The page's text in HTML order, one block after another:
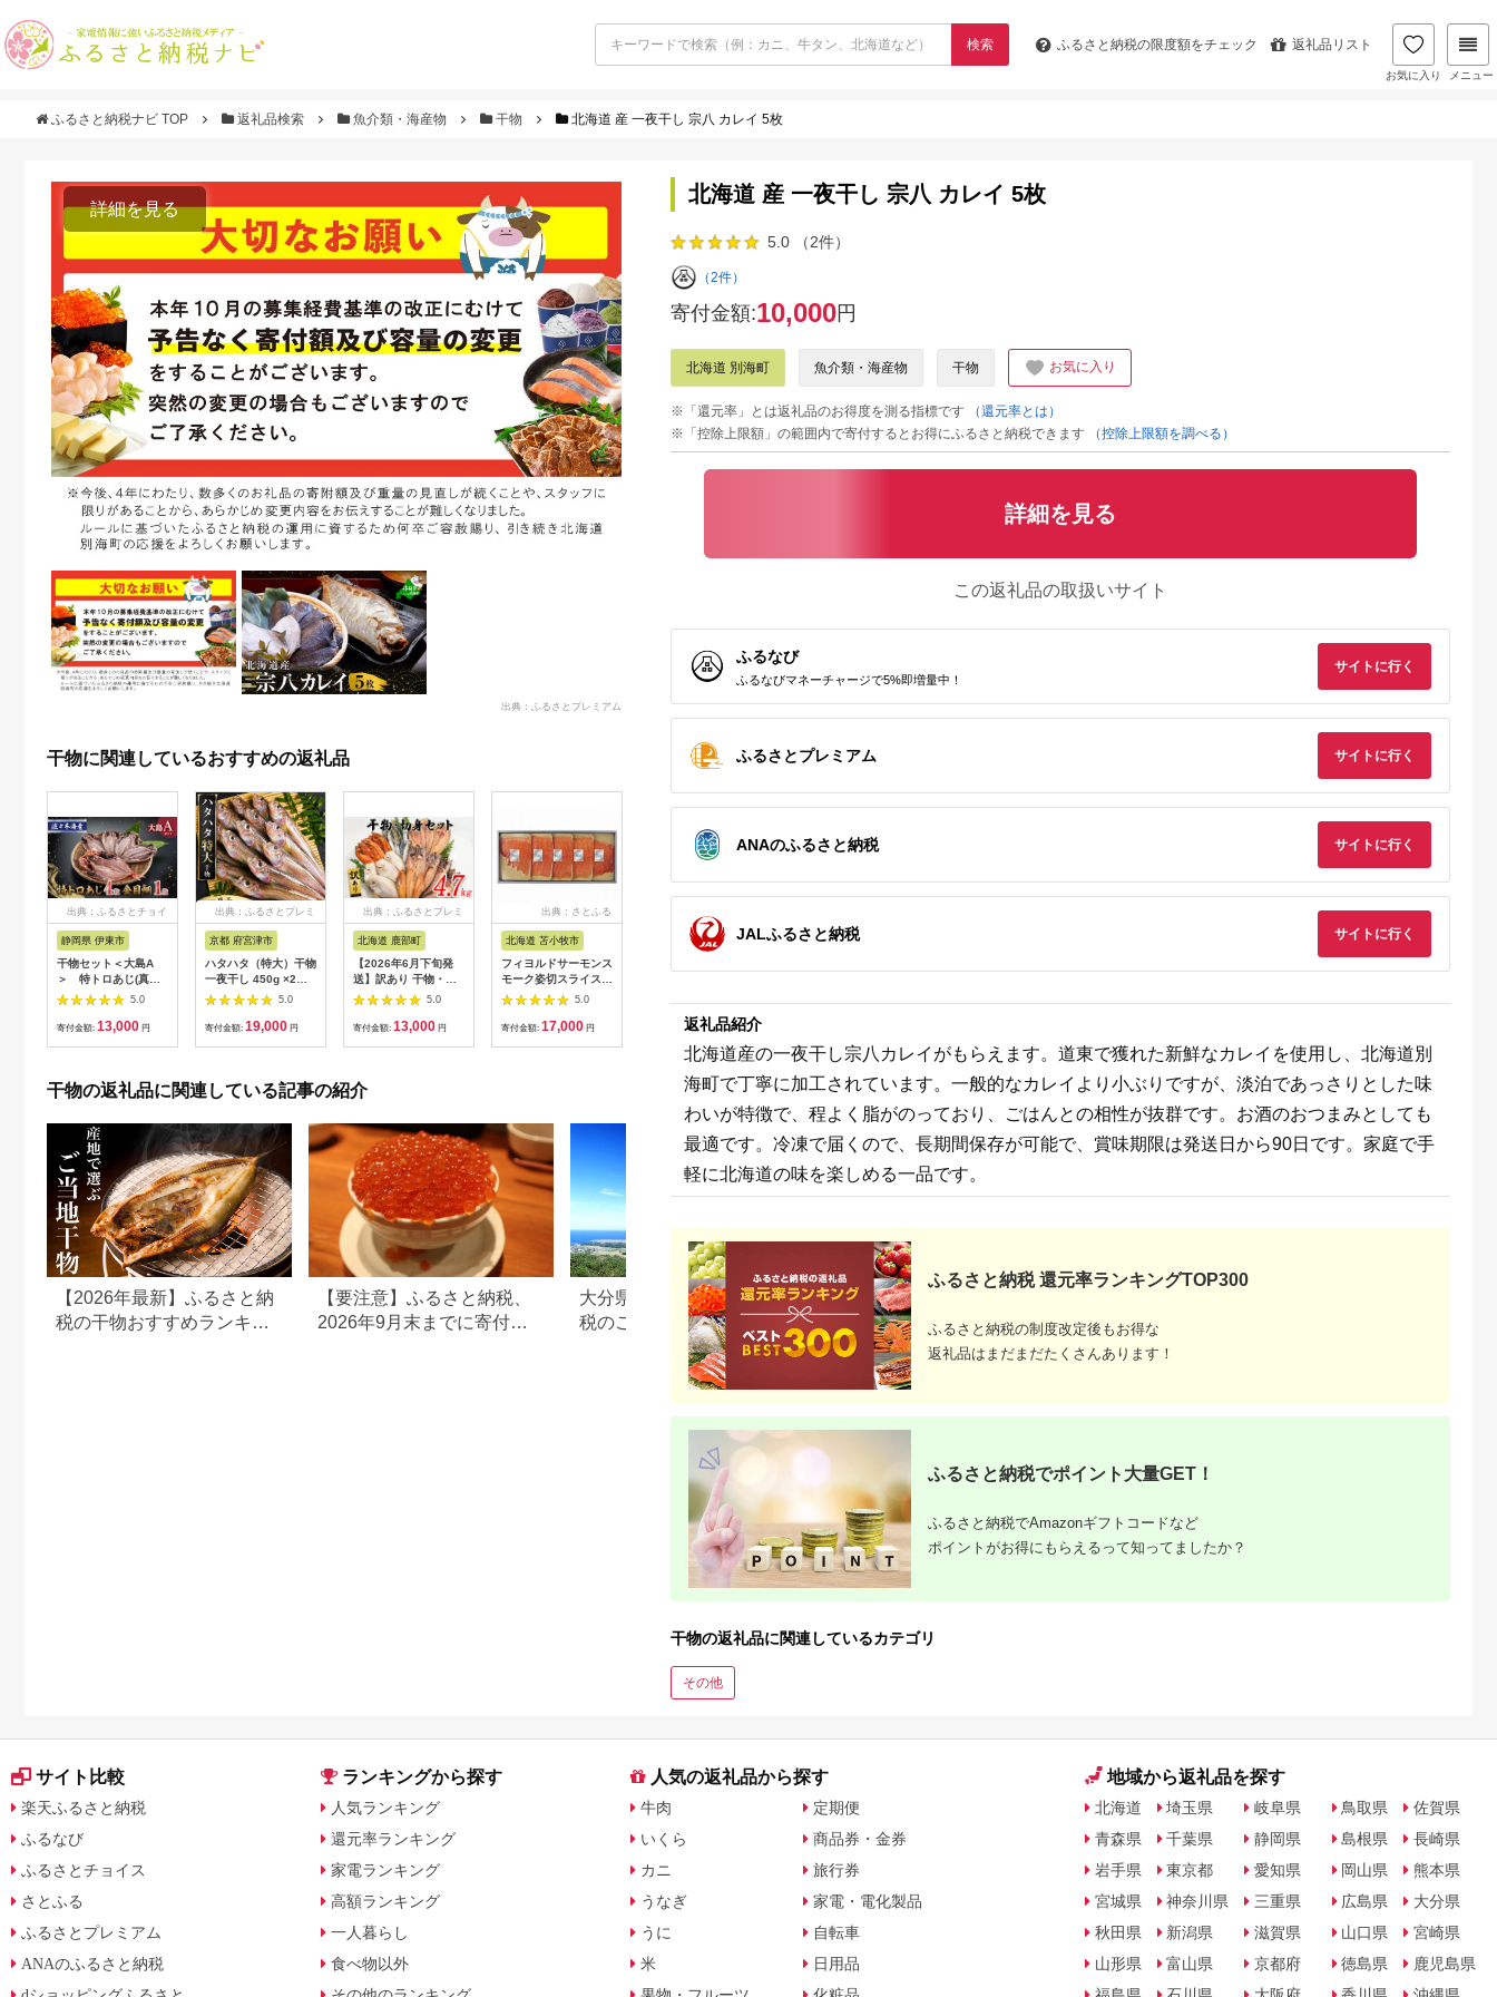
検索 ふるさと納税の限度額をチェック 返礼品リスト
お気に入り メニュー
ふるさと納税ナビ TOP 返礼品検索 魚介類・海産物 干物 北海道 産 一夜干し 宗八 カレイ 5枚
詳細を見る
出典：ふるさとプレミアム
干物に関連しているおすすめの返礼品
出典：ふるさとチョイ
静岡県 伊東市
干物セット＜大島A
＞ 特トロあじ(真
鯵)4枚・金目鯛1枚
伊豆・伊東のひもの詰
め合わせ 静岡県伊東
5.0
寄付金額: 13,000 円
出典：ふるさとプレミ
京都 府宮津市
ハタハタ（特大）干物
一夜干し 450g ×2箱
魚貝類
5.0
寄付金額: 19,000 円
出典：ふるさとプレミ
北海道 鹿部町
【2026年6月下旬発
送】訳あり 干物・切
身 セット 4.7kg 規格
5.0
寄付金額: 13,000 円
出典：さとふる
北海道 苫小牧市
フィヨルドサーモンス
モーク姿切スライス
250g
5.0
寄付金額: 17,000 円
ス
島根県 松江市
[ALDB006]
寄付金額:10,000円
京都 府宮津市
セット 大分県 佐伯市
ク海産】
出典：三越伊勢丹ふる
さと納税
出典：さとふ
宮城県 石巻市
干物の返礼品に関連している記事の紹介
【2026年最新】ふるさと納
税の干物おすすめランキン
【要注意】ふるさと納税、
2026年9月末までに寄付し
大分県国東市のふるさと納
税のご紹介
和歌山県和歌山市のふるさ
と納税のご紹介
北海道 産 一夜干し 宗八 カレイ 5枚
5.0 （2件）
（2件）
寄付金額:10,000円
北海道 別海町 魚介類・海産物 干物 お気に入り
※「還元率」とは返礼品のお得度を測る指標です
（還元率とは）
※「控除上限額」の範囲内で寄付するとお得にふるさと納税できます
（控除上限額を調べる）
詳細を見る
この返礼品の取扱いサイト
ふるなび
ふるなびマネーチャージで5%即増量中！
サイトに行く
ふるさとプレミアム サイトに行く
ANAのふるさと納税 サイトに行く
JALふるさと納税 サイトに行く
返礼品紹介
北海道産の一夜干し宗八カレイがもらえます。道東で獲れた新鮮なカレイを使用し、北海道別
海町で丁寧に加工されています。一般的なカレイより小ぶりですが、淡泊であっさりとした味
わいが特徴で、程よく脂がのっており、ごはんとの相性が抜群です。お酒のおつまみとしても
最適です。冷凍で届くので、長期間保存が可能で、賞味期限は発送日から90日です。家庭で手
軽に北海道の味を楽しめる一品です。
ふるさと納税 還元率ランキングTOP300
ふるさと納税の制度改定後もお得な
返礼品はまだまだたくさんあります！
ふるさと納税でポイント大量GET！
ふるさと納税でAmazonギフトコードなど
ポイントがお得にもらえるって知ってましたか？
干物の返礼品に関連しているカテゴリ
その他
サイト比較
楽天ふるさと納税
ふるなび
ふるさとチョイス
さとふる
ふるさとプレミアム
ANAのふるさと納税
ランキングから探す
人気ランキング
還元率ランキング
家電ランキング
高額ランキング
一人暮らし
食べ物以外
人気の返礼品から探す
牛肉
いくら
カニ
うなぎ
うに
米
定期便
商品券・金券
旅行券
家電・電化製品
自転車
日用品
地域から返礼品を探す
北海道
青森県
岩手県
宮城県
秋田県
山形県
埼玉県
千葉県
東京都
神奈川県
新潟県
富山県
岐阜県
静岡県
愛知県
三重県
滋賀県
京都府
鳥取県
島根県
岡山県
広島県
山口県
徳島県
佐賀県
長崎県
熊本県
大分県
宮崎県
鹿児島県